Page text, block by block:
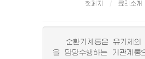
첫페지 료리소개
순환기계통은 유기체의
을 담당수행하는 기관계통